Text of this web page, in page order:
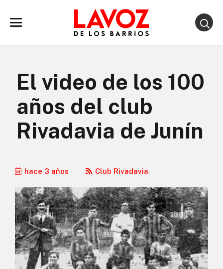
El video de los 100
años del club
Rivadavia de Junín
hace 3 años Club Rivadavia